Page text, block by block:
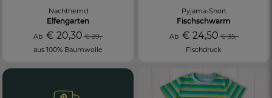
Nachthemd
Elfengarten
Ab € 20,30 € 29,-
aus 100% Baumwolle
Pyjama-Short
Fischschwarm
Ab € 24,50 € 35,-
Fischdruck